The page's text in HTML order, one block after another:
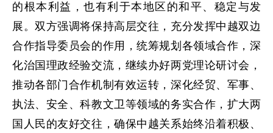
的根本利益，也有利于本地区的和平、稳定与发
展。双方强调将保持高层交往，充分发挥中越双边
合作指导委员会的作用，统筹规划各领域合作，深
化治国理政经验交流，继续办好两党理论研讨会，
推动各部门合作机制有效运转，深化经贸、军事、
执法、安全、科教文卫等领域的务实合作，扩大两
国人民的友好交往，确保中越关系始终沿着积极、